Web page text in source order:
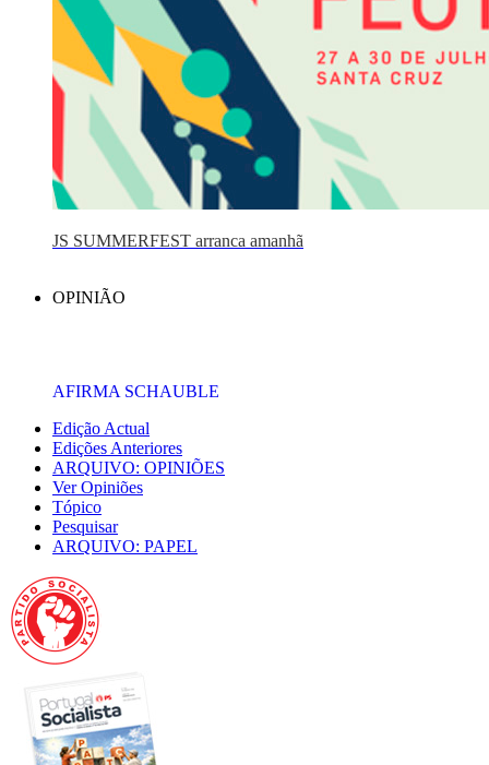
JS SUMMERFEST arranca amanhã
OPINIÃO
AFIRMA SCHAUBLE
Edição Actual
Edições Anteriores
ARQUIVO: OPINIÕES
Ver Opiniões
Tópico
Pesquisar
ARQUIVO: PAPEL